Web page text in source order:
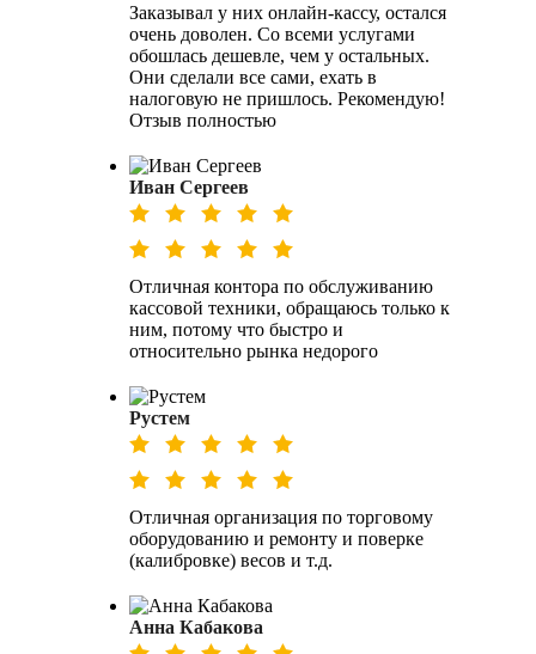
Заказывал у них онлайн-кассу, остался
очень доволен. Со всеми услугами
обошлась дешевле, чем у остальных.
Они сделали все сами, ехать в
налоговую не пришлось. Рекомендую!
Отзыв полностью
Иван Сергеев
Отличная контора по обслуживанию
кассовой техники, обращаюсь только к
ним, потому что быстро и
относительно рынка недорого
Рустем
Отличная организация по торговому
оборудованию и ремонту и поверке
(калибровке) весов и т.д.
Анна Кабакова